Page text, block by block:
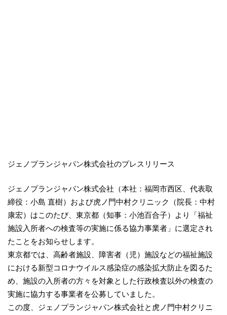
ジェノプランジャパン株式会社のプレスリリース
ジェノプランジャパン株式会社（本社：福岡市西区、代表取
締役：小島 直樹）および虎ノ門中村クリニック（院長：中村
康宏）はこのたび、東京都（知事：小池百合子）より「福祉
施設入所者への検査等の実施に係る協力事業者」に選定され
たことをお知らせします。
東京都では、高齢者施設、障害者（児）施設などの福祉施設
における新型コロナウイルス感染症の感染拡大防止を図るた
め、施設の入所者の方々を対象とした行政検査以外の検査の
実施に協力する事業者を公募していました。
この度、ジェノプランジャパン株式会社と虎ノ門中村クリニ